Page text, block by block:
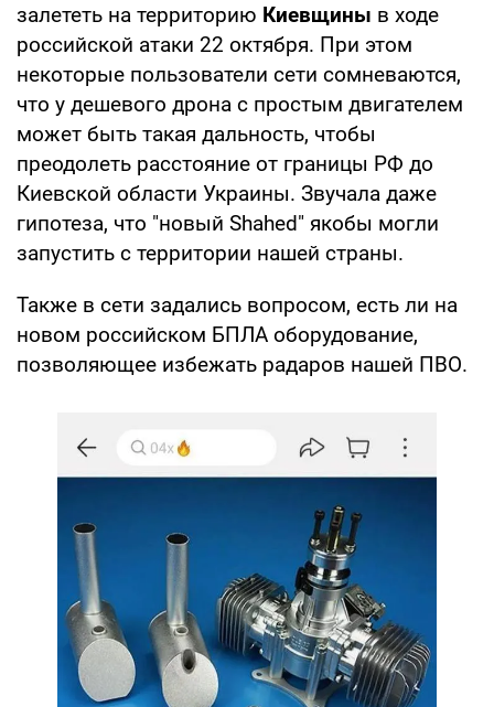
залететь на территорию Киевщины в ходе
российской атаки 22 октября. При этом
некоторые пользователи сети сомневаются,
что у дешевого дрона с простым двигателем
может быть такая дальность, чтобы
преодолеть расстояние от границы РФ до
Киевской области Украины. Звучала даже
гипотеза, что "новый Shahed" якобы могли
запустить с территории нашей страны.
Также в сети задались вопросом, есть ли на
новом российском БПЛА оборудование,
позволяющее избежать радаров нашей ПВО.